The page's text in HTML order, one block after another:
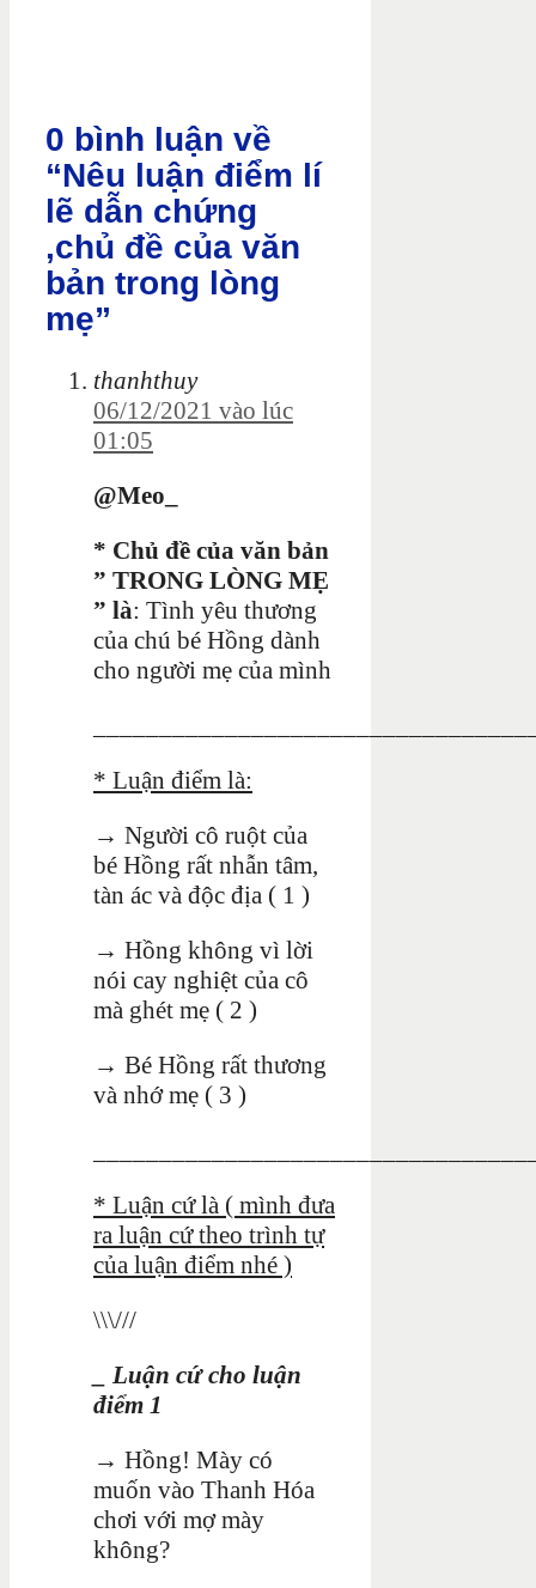
0 bình luận về
“Nêu luận điểm lí
lẽ dẫn chứng
,chủ đề của văn
bản trong lòng
mẹ”
thanhthuy
06/12/2021 vào lúc
01:05
@Meo_
* Chủ đề của văn bản
” TRONG LÒNG MẸ
” là: Tình yêu thương
của chú bé Hồng dành
cho người mẹ của mình
* Luận điểm là:
→ Người cô ruột của
bé Hồng rất nhẫn tâm,
tàn ác và độc địa ( 1 )
→ Hồng không vì lời
nói cay nghiệt của cô
mà ghét mẹ ( 2 )
→ Bé Hồng rất thương
và nhớ mẹ ( 3 )
* Luận cứ là ( mình đưa
ra luận cứ theo trình tự
của luận điểm nhé )
\\\///
_ Luận cứ cho luận
điểm 1
→ Hồng! Mày có
muốn vào Thanh Hóa
chơi với mợ mày
không?